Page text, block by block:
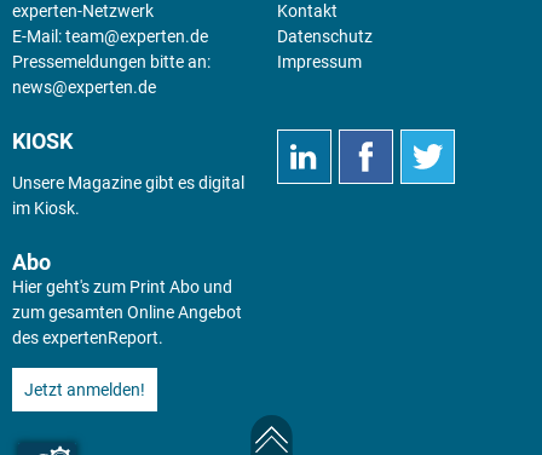
experten-Netzwerk
E-Mail:team@experten.de
Pressemeldungen bitte an:
news@experten.de
Kontakt
Datenschutz
Impressum
KIOSK
Unsere Magazine gibt es digital
im Kiosk.
Abo
Hier geht's zum Print Abo und
zum gesamten Online Angebot
des expertenReport.
Jetzt anmelden!